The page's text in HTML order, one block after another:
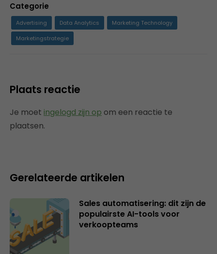
Categorie
Advertising Data Analytics
Marketing Technology
Marketingstrategie
Plaats reactie
Je moet ingelogd zijn op om een reactie te
plaatsen.
Gerelateerde artikelen
Sales automatisering: dit zijn de
populairste AI-tools voor
verkoopteams